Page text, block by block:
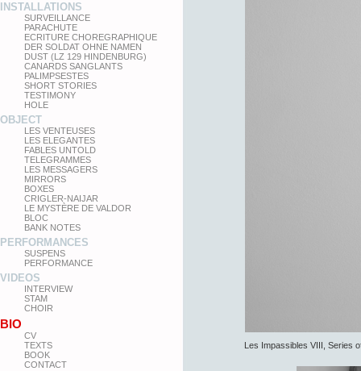
INSTALLATIONS
SURVEILLANCE
PARACHUTE
ECRITURE CHOREGRAPHIQUE
DER SOLDAT OHNE NAMEN
DUST (LZ 129 HINDENBURG)
CANARDS SANGLANTS
PALIMPSESTES
SHORT STORIES
TESTIMONY
HOLE
OBJECT
LES VENTEUSES
LES ELEGANTES
FABLES UNTOLD
TELEGRAMMES
LES MESSAGERS
MIRRORS
BOXES
CRIGLER-NAIJAR
LE MYSTÈRE DE VALDOR
BLOC
BANK NOTES
PERFORMANCES
SUSPENS
PERFORMANCE
VIDEOS
INTERVIEW
STAM
CHOIR
BIO
CV
TEXTS
BOOK
CONTACT
Les Impassibles VIII, Series